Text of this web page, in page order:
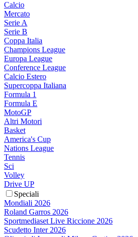
Calcio
Mercato
Serie A
Serie B
Coppa Italia
Champions League
Europa League
Conference League
Calcio Estero
Supercoppa Italiana
Formula 1
Formula E
MotoGP
Altri Motori
Basket
America's Cup
Nations League
Tennis
Sci
Volley
Drive UP
Speciali
Mondiali 2026
Roland Garros 2026
Sportmediaset Live Riccione 2026
Scudetto Inter 2026